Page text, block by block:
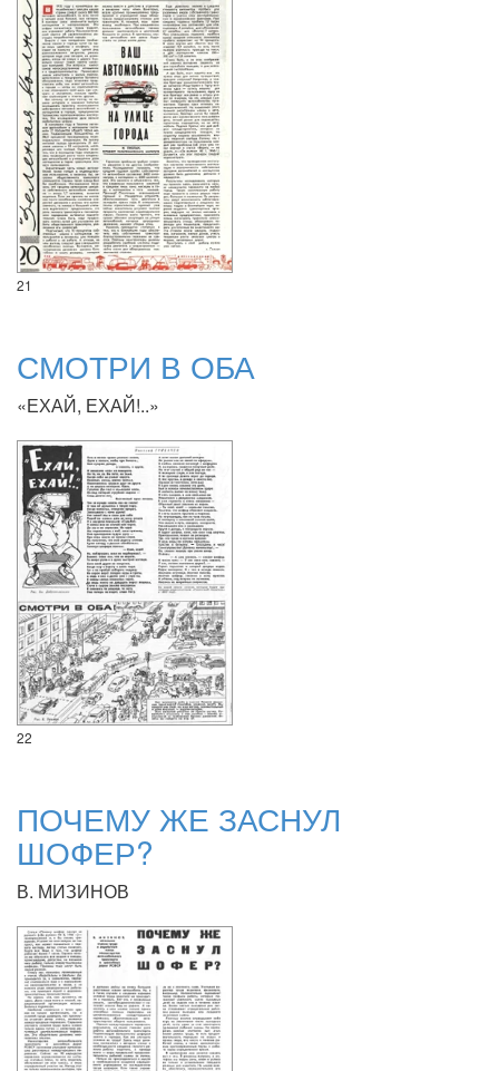
21
СМОТРИ В ОБА
«ЕХАЙ, ЕХАЙ!..»
22
ПОЧЕМУ ЖЕ ЗАСНУЛ
ШОФЕР?
В. МИЗИНОВ